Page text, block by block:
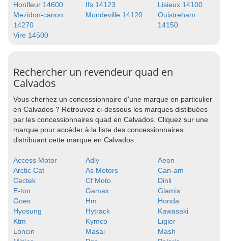
Honfleur 14600
Ifs 14123
Lisieux 14100
Mezidon-canon
14270
Mondeville 14120
Ouistreham
14150
Vire 14500
Rechercher un revendeur quad en
Calvados
Vous cherhez un concessionnaire d'une marque en particulier
en Calvados ? Retrouvez ci-dessous les marques distibuées
par les concessionnaires quad en Calvados. Cliquez sur une
marque pour accéder à la liste des concessionnaires
distribuant cette marque en Calvados.
Access Motor Adly
Aeon
Arctic Cat
As Motors
Can-am
Cectek
Cf Moto
Dinli
E-ton
Gamax
Glamis
Goes
Hm
Honda
Hyosung
Hytrack
Kawasaki
Ktm
Kymco
Ligier
Loncin
Masai
Mash